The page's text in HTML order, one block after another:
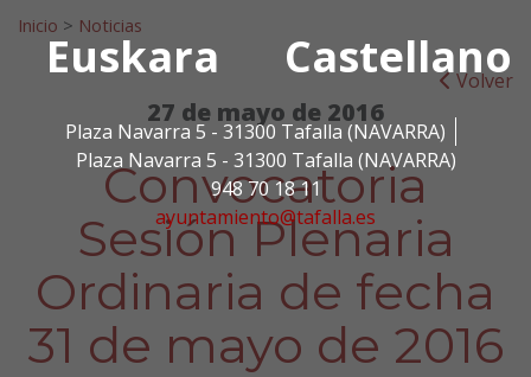
Euskara Castellano
Plaza Navarra 5 - 31300 Tafalla (NAVARRA)
Plaza Navarra 5 - 31300 Tafalla (NAVARRA)
948 70 18 11
ayuntamiento@tafalla.es
Search for:
Inicio > Noticias
Volver
27 de mayo de 2016
Convocatoria
Sesión Plenaria
Ordinaria de fecha
31 de mayo de 2016